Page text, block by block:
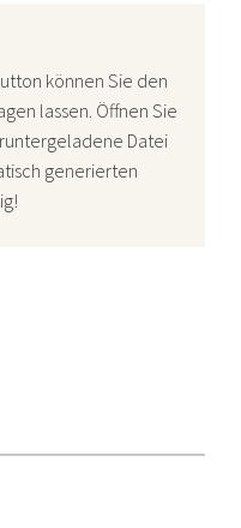
können Sie den
lassen. Öffnen Sie
Datei
generierten